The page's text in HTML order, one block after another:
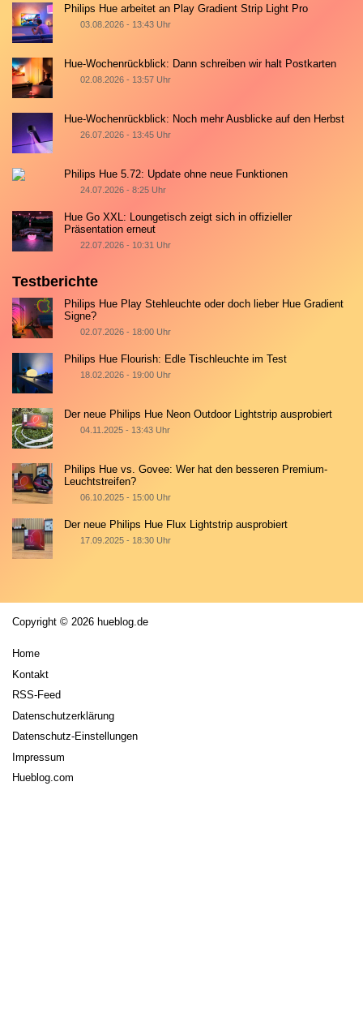
Philips Hue arbeitet an Play Gradient Strip Light Pro
03.08.2026 - 13:43 Uhr
Hue-Wochenrückblick: Dann schreiben wir halt Postkarten
02.08.2026 - 13:57 Uhr
Hue-Wochenrückblick: Noch mehr Ausblicke auf den Herbst
26.07.2026 - 13:45 Uhr
Philips Hue 5.72: Update ohne neue Funktionen
24.07.2026 - 8:25 Uhr
Hue Go XXL: Loungetisch zeigt sich in offizieller
Präsentation erneut
22.07.2026 - 10:31 Uhr
Testberichte
Philips Hue Play Stehleuchte oder doch lieber Hue Gradient
Signe?
02.07.2026 - 18:00 Uhr
Philips Hue Flourish: Edle Tischleuchte im Test
18.02.2026 - 19:00 Uhr
Der neue Philips Hue Neon Outdoor Lightstrip ausprobiert
04.11.2025 - 13:43 Uhr
Philips Hue vs. Govee: Wer hat den besseren Premium-
Leuchtstreifen?
06.10.2025 - 15:00 Uhr
Der neue Philips Hue Flux Lightstrip ausprobiert
17.09.2025 - 18:30 Uhr
Copyright © 2026 hueblog.de
Home
Kontakt
RSS-Feed
Datenschutzerklärung
Datenschutz-Einstellungen
Impressum
Hueblog.com